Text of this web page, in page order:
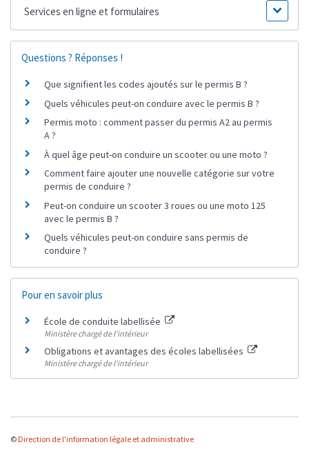
Services en ligne et formulaires
Questions ? Réponses !
Que signifient les codes ajoutés sur le permis B ?
Quels véhicules peut-on conduire avec le permis B ?
Permis moto : comment passer du permis A2 au permis
A ?
À quel âge peut-on conduire un scooter ou une moto ?
Comment faire ajouter une nouvelle catégorie sur votre
permis de conduire ?
Peut-on conduire un scooter 3 roues ou une moto 125
avec le permis B ?
Quels véhicules peut-on conduire sans permis de
conduire ?
Pour en savoir plus
École de conduite labellisée
Ministère chargé de l'intérieur
Obligations et avantages des écoles labellisées
Ministère chargé de l'intérieur
© Direction de l'information légale et administrative